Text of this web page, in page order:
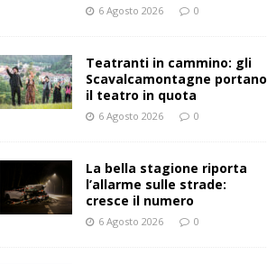
6 Agosto 2026 0
Teatranti in cammino: gli
Scavalcamontagne portano
il teatro in quota
6 Agosto 2026 0
La bella stagione riporta
l’allarme sulle strade:
cresce il numero
6 Agosto 2026 0